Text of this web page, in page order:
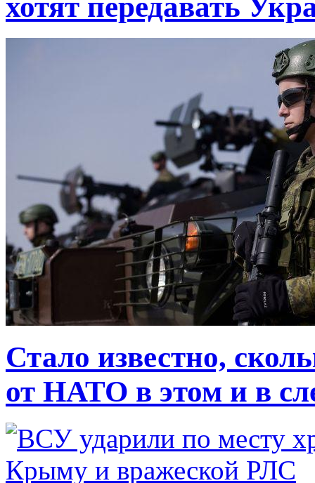
хотят передавать
Стало известно,
от НАТО в этом и в